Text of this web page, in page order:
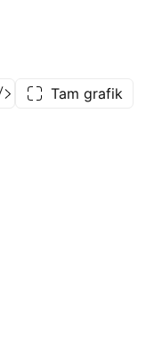
Tam grafik